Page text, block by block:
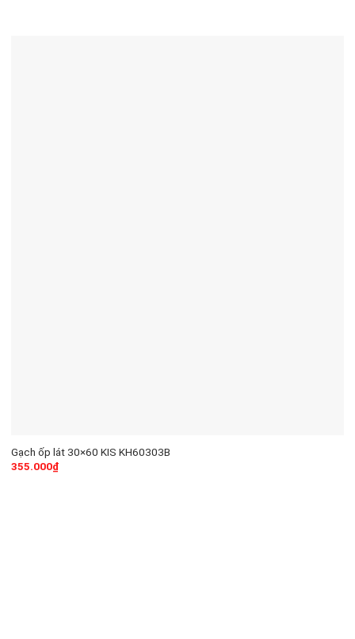
Gạch ốp lát 30×60 KIS KH60303B
355.000₫